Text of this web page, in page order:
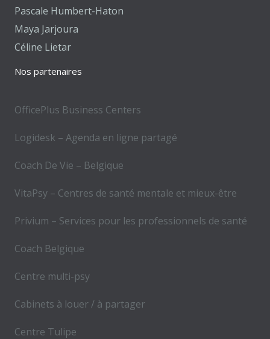
Pascale Humbert-Haton
Maya Jarjoura
Céline Lietar
Nos partenaires
OfficePlus Business Centers
Logidesk – Agenda en ligne partagé
Coach De Vie – Belgique
VitaPsy – Centres de santé mentale et mieux-être
Privium – Services pour les professionnels de santé
Coach Belgique
Centre multi-psy
Cabinets à louer / à partager
Centre Tulipe